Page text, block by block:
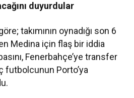
duyurdular
takımının oynadığı son 6
Medina için flaş bir iddia
Fenerbahçe’ye transfer
futbolcunun Porto’ya